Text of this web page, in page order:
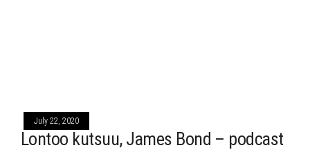
July 22, 2020
Lontoo kutsuu, James Bond – podcast